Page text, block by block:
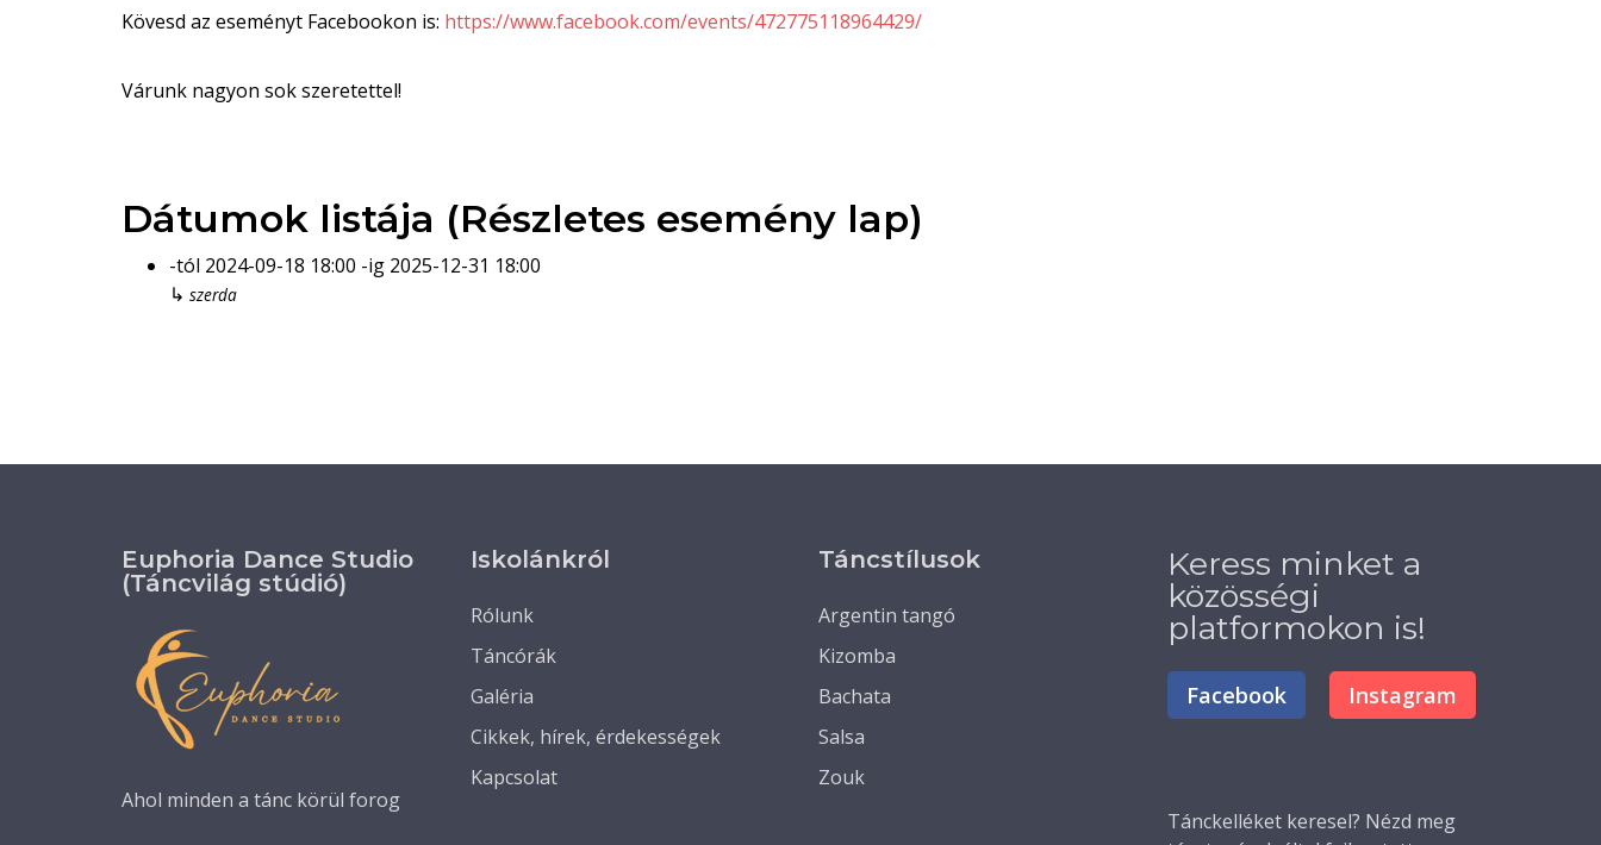
Kövesd az eseményt Facebookon is: https://www.facebook.com/events/472775118964429/
Várunk nagyon sok szeretettel!
Dátumok listája (Részletes esemény lap)
-tól 2024-09-18 18:00 -ig 2025-12-31 18:00
↳ szerda
Euphoria Dance Studio
(Táncvilág stúdió)
Ahol minden a tánc körül forog
Iskolánkról
Rólunk
Táncórák
Galéria
Cikkek, hírek, érdekességek
Kapcsolat
Táncstílusok
Argentin tangó
Kizomba
Bachata
Salsa
Zouk
Keress minket a
közösségi
platformokon is!
Facebook Instagram
Tánckelléketkeresel? Nézd meg